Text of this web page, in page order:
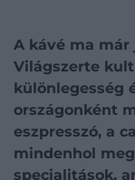
A kávé ma
Világszerte
különlegesség
országonként
eszpresszó, a
mindenhol
specialitások,